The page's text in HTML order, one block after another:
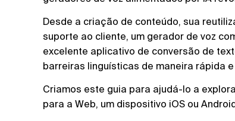
Desde a criação de conteúdo, sua
suporte ao cliente, um gerador de voz
excelente aplicativo de conversão de
barreiras linguísticas de maneira rápida
Criamos este guia para ajudá-lo a
para a Web, um dispositivo iOS ou